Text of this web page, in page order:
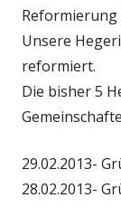
Unsere
reformiert.
Die bisher 5
29.02.2013-
28.02.2013-